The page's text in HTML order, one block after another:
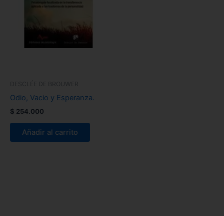
DESCLÉE DE BROUWER
Odio, Vacio y Esperanza.
$ 254.000
Añadir al carrito